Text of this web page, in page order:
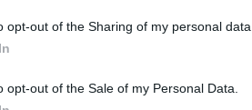
opt-out of the Sharing of my personal data.
opt-out of the Sale of my Personal Data.
művészeti projektje. Ilja
városnyi díszletben
hozzá kapcsolódó infrastruktúra
a nap 24 órájában élte
a szereplők viszonyai